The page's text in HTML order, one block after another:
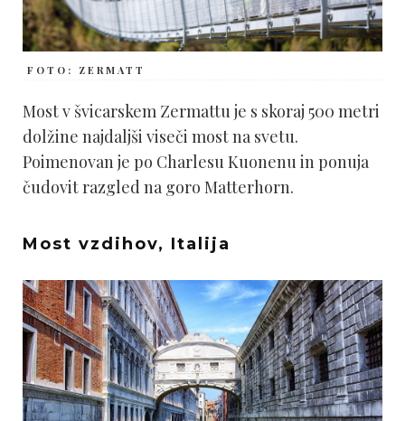
FOTO: ZERMATT
Most v švicarskem Zermattu je s skoraj 500 metri
dolžine najdaljši viseči most na svetu.
Poimenovan je po Charlesu Kuonenu in ponuja
čudovit razgled na goro Matterhorn.
Most vzdihov, Italija